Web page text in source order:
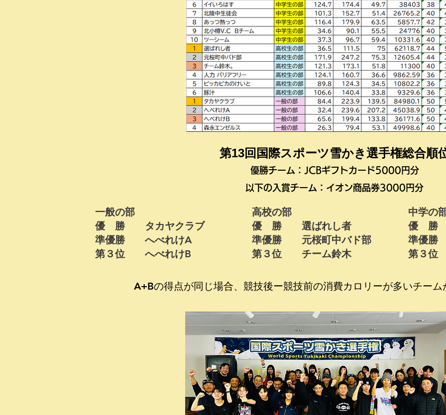
第13回国際スポーツ雪かき選手権総合順
優勝チーム：JCBギフトカード5000円分
以下の入賞チーム：イオン商品券3000円分
一般の部
優 勝 タカヤクラブ
準優勝 へべれけA
​第３位 へべれけB
高校の部
優 勝 選ばれし者
準優勝 元桜町中バド部
​第３位 チーム鈴木
中学の
優 勝
準優勝
第３
A+Bの得点が同じ場合、競技後ー競技前の消費カロリーが多いチーム